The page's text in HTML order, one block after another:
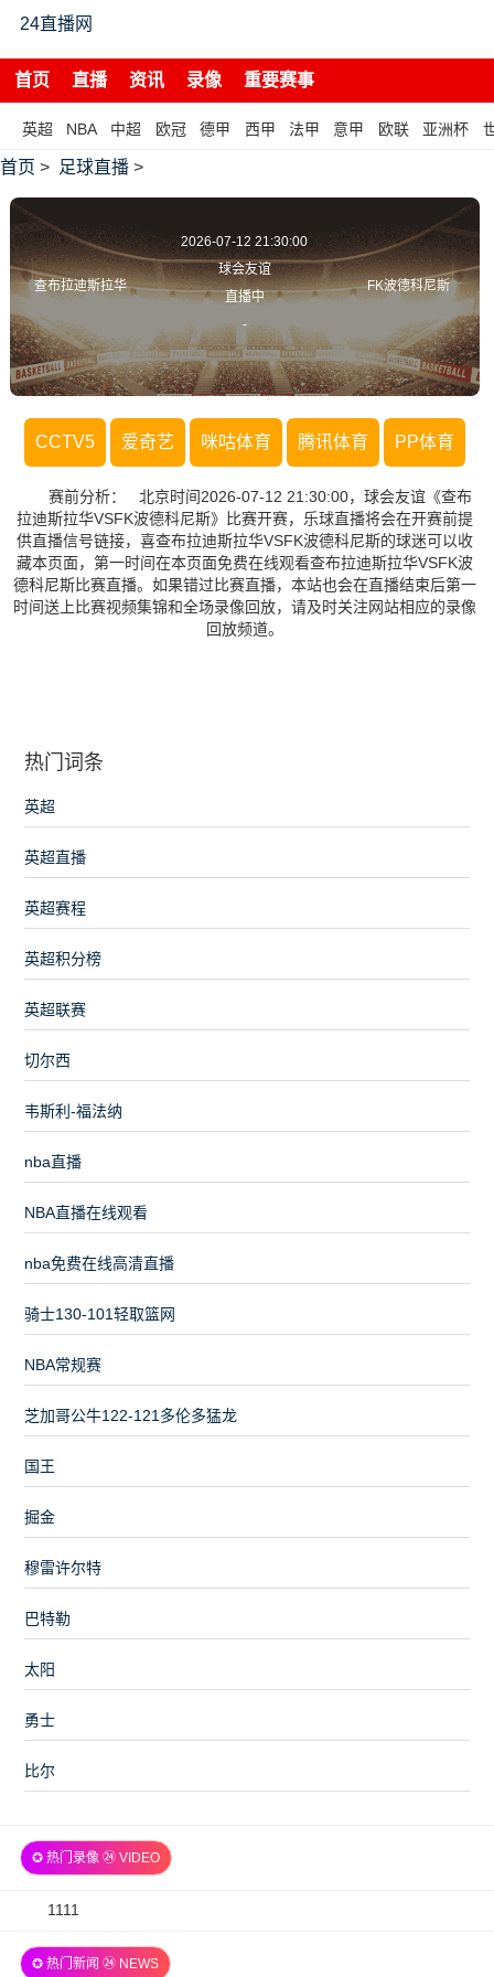
24直播网
首页 直播 资讯 录像 重要赛事
英超 NBA 中超 欧冠 德甲 西甲 法甲 意甲 欧联 亚洲杯
首页 > 足球直播 >
查布拉迪斯拉华
2026-07-12 21:30:00
球会友谊
直播中
-
FK波德科尼斯
CCTV5 爱奇艺 咪咕体育 腾讯体育 PP体育
赛前分析： 北京时间2026-07-12 21:30:00，球会友谊《查布
拉迪斯拉华VSFK波德科尼斯》比赛开赛，乐球直播将会在开赛前提
供直播信号链接，喜查布拉迪斯拉华VSFK波德科尼斯的球迷可以收
藏本页面，第一时间在本页面免费在线观看查布拉迪斯拉华VSFK波
德科尼斯比赛直播。如果错过比赛直播，本站也会在直播结束后第一
时间送上比赛视频集锦和全场录像回放，请及时关注网站相应的录像
回放频道。
热门词条
英超
英超直播
英超赛程
英超积分榜
英超联赛
切尔西
韦斯利-福法纳
nba直播
NBA直播在线观看
nba免费在线高清直播
骑士130-101轻取篮网
NBA常规赛
芝加哥公牛122-121多伦多猛龙
国王
掘金
穆雷许尔特
巴特勒
太阳
勇士
比尔
✪ 热门录像 ㉔ VIDEO
2026-
06
1111
✪ 热门新闻 ㉔ NEWS